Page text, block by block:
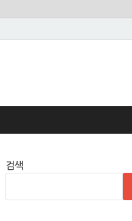
검색